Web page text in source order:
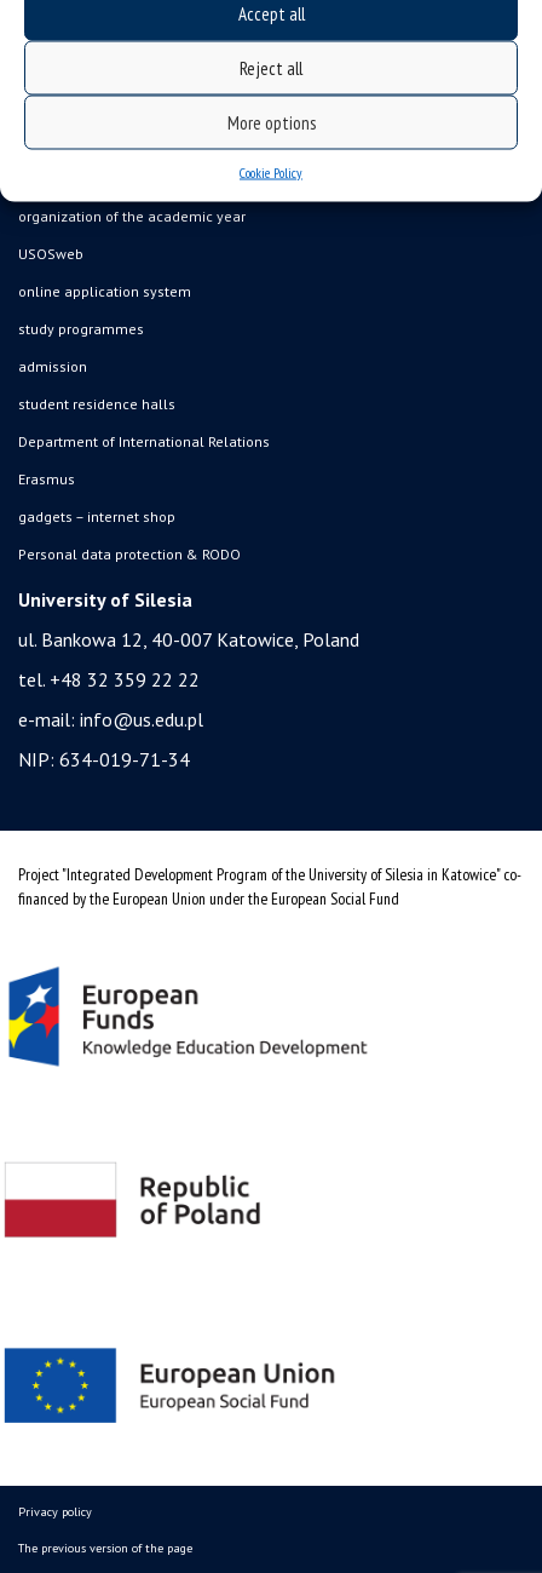
Accept all
Reject all
More options
Cookie Policy
sitemap
job offers
organization of the academic year
USOSweb
online application system
study programmes
admission
student residence halls
Department of International Relations
Erasmus
gadgets – internet shop
Personal data protection & RODO
University of Silesia
ul. Bankowa 12, 40-007 Katowice, Poland
tel. +48 32 359 22 22
e-mail: info@us.edu.pl
NIP: 634-019-71-34
Project "Integrated Development Program of the University of Silesia in Katowice" co-
financed by the European Union under the European Social Fund
Privacy policy
The previous version of the page